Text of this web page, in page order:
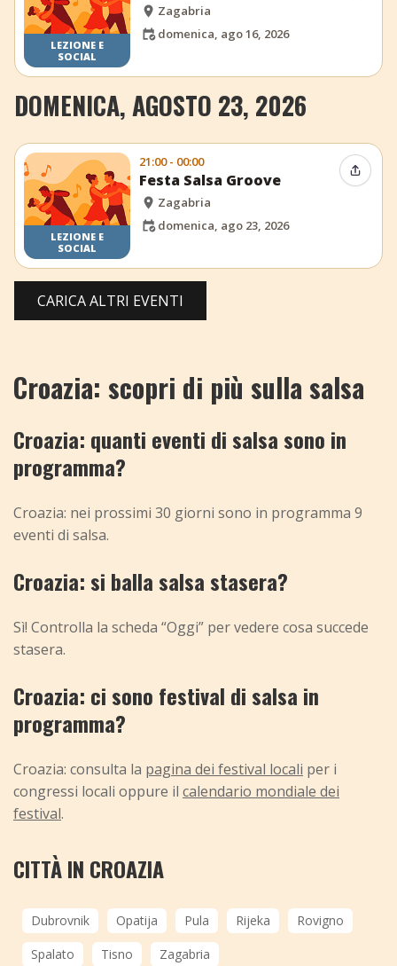
LEZIONE E
SOCIAL
Zagabria
domenica, ago 16, 2026
DOMENICA, AGOSTO 23, 2026
LEZIONE E
SOCIAL
21:00 - 00:00
Festa Salsa Groove
Zagabria
domenica, ago 23, 2026
CARICA ALTRI EVENTI
Croazia: scopri di più sulla salsa
Croazia: quanti eventi di salsa sono in
programma?
Croazia: nei prossimi 30 giorni sono in programma 9
eventi di salsa.
Croazia: si balla salsa stasera?
Sì! Controlla la scheda “Oggi” per vedere cosa succede
stasera.
Croazia: ci sono festival di salsa in
programma?
Croazia: consulta la pagina dei festival locali per i
congressi locali oppure il calendario mondiale dei
festival.
CITTÀ IN CROAZIA
Dubrovnik Opatija Pula Rijeka
Rovigno
Spalato
Tisno Zagabria